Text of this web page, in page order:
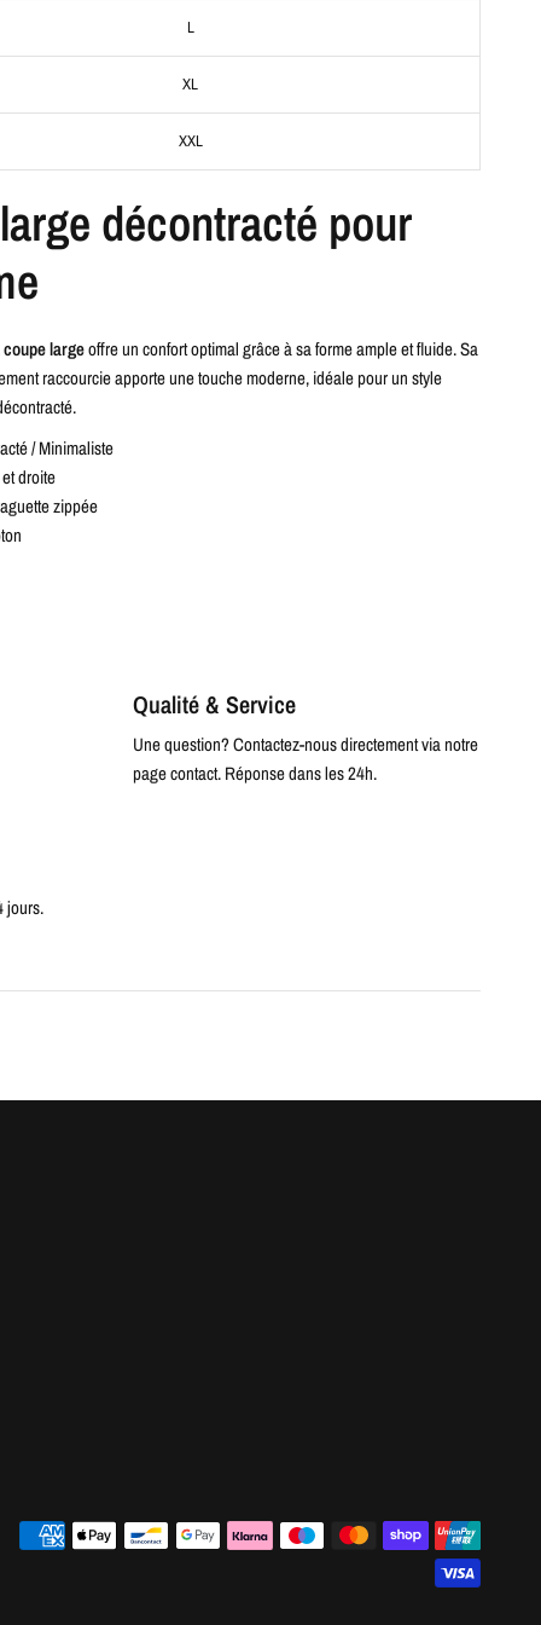
L
XL
XXL
décontracté pour
largeoffre un confort optimal grâce à sa forme ample et fluide. Sa
raccourcie apporte une touche moderne, idéale pour un style
/ Minimaliste
droite
zippée
jours.
Qualité & Service
Une question? Contactez-nous directement via notre
page contact. Réponse dans les 24h.